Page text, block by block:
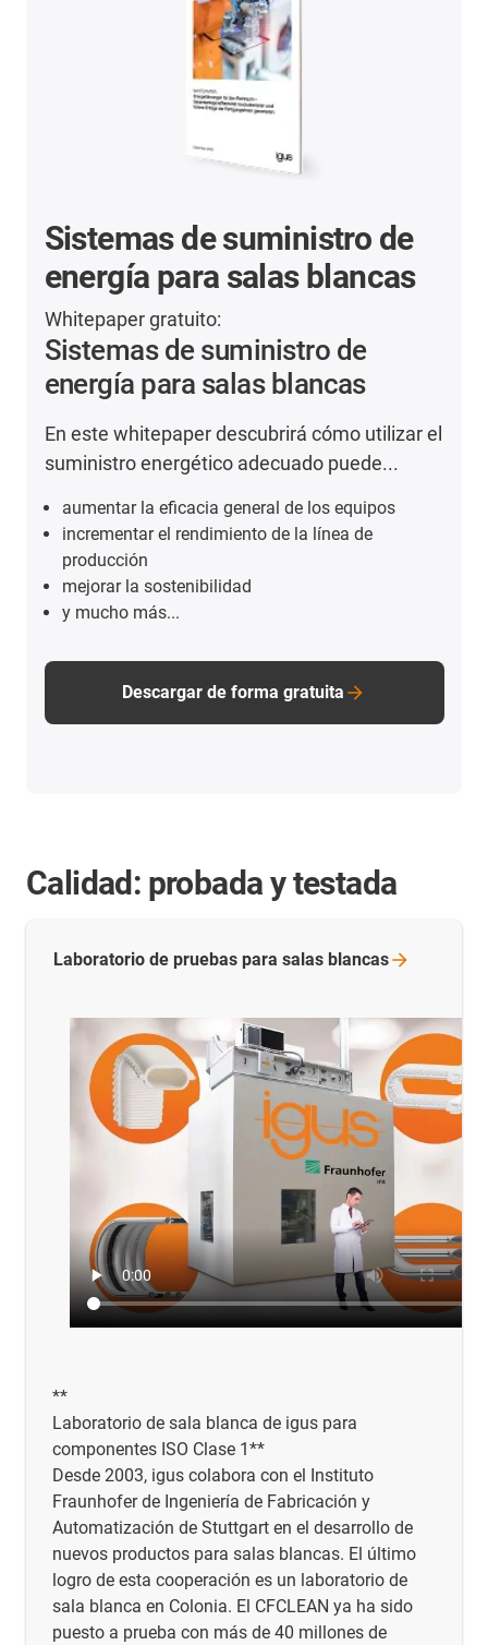
Sistemas de suministro de
energía para salas blancas
Whitepaper gratuito:
Sistemas de suministro de
energía para salas blancas
En este whitepaper descubrirá cómo utilizar el
suministro energético adecuado puede...
aumentar la eficacia general de los equipos
incrementar el rendimiento de la línea de
producción
mejorar la sostenibilidad
y mucho más...
Descargar de forma gratuita
Calidad: probada y testada
**
Laboratorio de sala blanca de igus para
componentes ISO Clase 1**
Desde 2003, igus colabora con el Instituto
Fraunhofer de Ingeniería de Fabricación y
Automatización de Stuttgart en el desarrollo de
nuevos productos para salas blancas. El último
logro de esta cooperación es un laboratorio de
sala blanca en Colonia. El CFCLEAN ya ha sido
puesto a prueba con más de 40 millones de
Laboratorio de pruebas para salas blancas